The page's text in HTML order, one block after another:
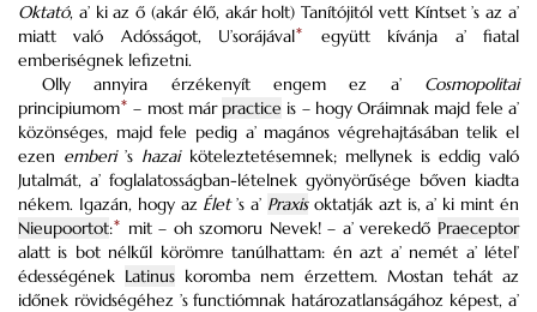
Oktató, a’ ki az ő (akár élő, akár holt) Tanítójitól vett Kíntset ’s az a’
miatt való Adósságot, U’sorájával*
együtt kívánja a’ fiatal
emberiségnek lefizetni.
Olly annyira érzékenyít engem ez a’ Cosmopolitai
principiumom* – most már practice is – hogy Oráimnak majd fele a’
közönséges, majd fele pedig a’ magános végrehajtásában telik el
ezen emberi’s hazai köteleztetésemnek; mellynek is eddig való
Jutalmát, a’ foglalatosságban-lételnek gyönyörűsége bőven kiadta
nékem. Igazán, hogy az Élet’s a’ Praxisoktatják azt is, a’ ki mint én
Nieupoortot:* mit – oh szomoru Nevek! – a’ verekedő Praeceptor
alatt is bot nélkűl körömre tanúlhattam: én azt a’ nemét a’ létel’
édességének Latinus koromba nem érzettem. Mostan tehát az
időnek rövidségéhez ’s functiómnak határozatlanságához képest, a’